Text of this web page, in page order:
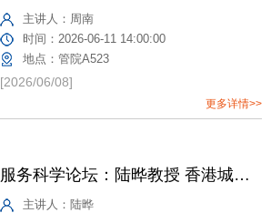
主讲人： 周南
时间： 2026-06-11 14:00:00
地点： 管院A523
[2026/06/08]
更多详情>>
服务科学论坛：陆晔教授 香港城市大学
主讲人： 陆晔